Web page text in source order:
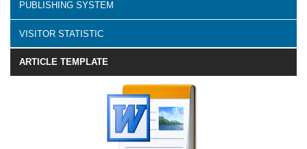
PUBLISHING SYSTEM
VISITOR STATISTIC
ARTICLE TEMPLATE